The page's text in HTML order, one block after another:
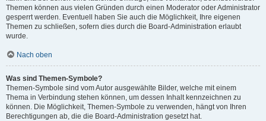
Themen können aus vielen Gründen durch einen Moderator oder Administrator
gesperrt werden. Eventuell haben Sie auch die Möglichkeit, Ihre eigenen
Themen zu schließen, sofern dies durch die Board-Administration erlaubt
wurde.
Nach oben
Was sind Themen-Symbole?
Themen-Symbole sind vom Autor ausgewählte Bilder, welche mit einem
Thema in Verbindung stehen können, um dessen Inhalt kennzeichnen zu
können. Die Möglichkeit, Themen-Symbole zu verwenden, hängt von Ihren
Berechtigungen ab, die die Board-Administration gesetzt hat.